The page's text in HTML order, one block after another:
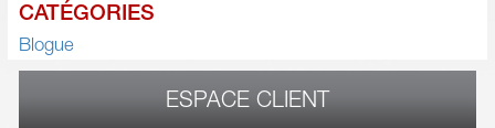
CATÉGORIES
Blogue
ESPACE CLIENT